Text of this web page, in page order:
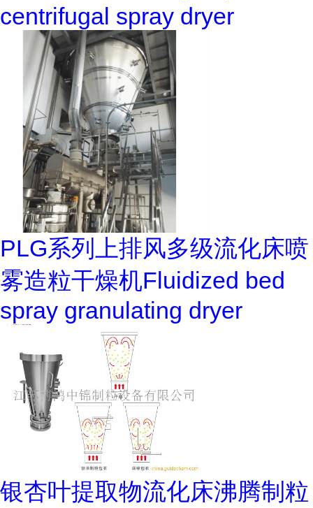
centrifugal spray dryer
PLG系列上排风多级流化床喷
雾造粒干燥机Fluidized bed
spray granulating dryer
银杏叶提取物流化床沸腾制粒